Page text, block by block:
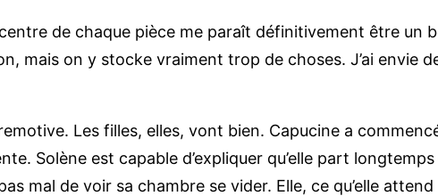
de chaque pièce me paraît définitivement être un
mais on y stocke vraiment trop de choses. J’ai envie
Les filles, elles, vont bien. Capucine a
Solène est capable d’expliquer qu’elle part longtemps
mal de voir sa chambre se vider. Elle, ce qu’elle attend